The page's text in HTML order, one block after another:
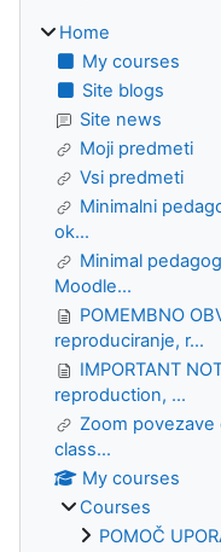
Home
My courses
Site blogs
Site news
Moji predmeti
Vsi predmeti
Minimalni
ok...
Minimal
Moodle...
POMEMBNO
reproduciranje, r...
IMPORTANT
reproduction, ...
Zoom povezave
class...
My courses
Courses
POMOČ